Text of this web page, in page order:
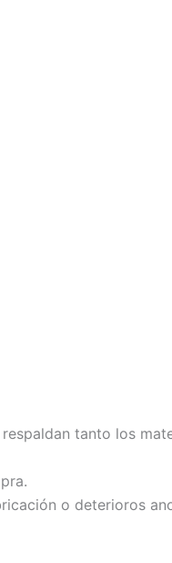
tanto los
o deterioros